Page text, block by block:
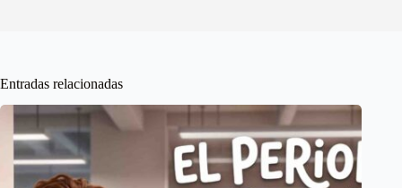
Entradas relacionadas